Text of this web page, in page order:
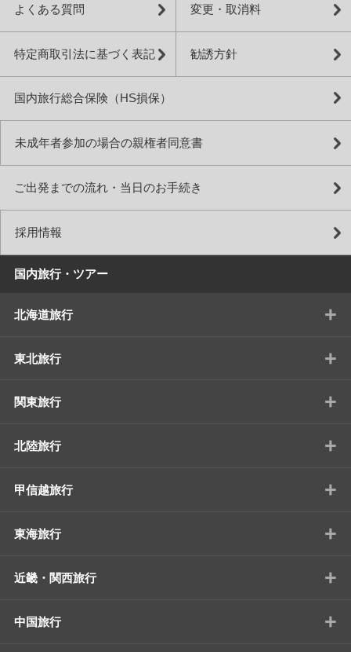
よくある質問 変更・取消料
特定商取引法に基づく表記 勧誘方針
国内旅行総合保険（HS損保）
未成年者参加の場合の親権者同意書
ご出発までの流れ・当日のお手続き
採用情報
国内旅行・ツアー
北海道旅行 +
東北旅行 +
関東旅行 +
北陸旅行 +
甲信越旅行 +
東海旅行 +
近畿・関西旅行 +
中国旅行 +